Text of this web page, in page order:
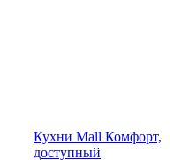
Кухни Mall Комфорт,
доступный